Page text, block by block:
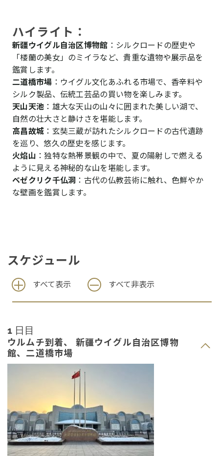
ハイライト：
新疆ウイグル自治区博物館 ：シルクロードの歴史や
「楼蘭の美女」のミイラなど、貴重な遺物や展示品を
鑑賞します。
二道橋市場 ：ウイグル文化あふれる市場で、香辛料や
シルク製品、伝統工芸品の買い物を楽しみます。
天山天池 ：雄大な天山の山々に囲まれた美しい湖で、
自然の壮大さと静けさを堪能します。
高昌故城 ：玄奘三蔵が訪れたシルクロードの古代遺跡
を巡り、悠久の歴史を感じます。
火焰山 ：独特な熱帯景観の中で、夏の陽射しで燃える
ように見える神秘的な山を堪能します。
ベゼクリク千仏洞 ：古代の仏教芸術に触れ、色鮮やか
な壁画を鑑賞します。
スケジュール
すべて表示 すべて非表示
1 日目
ウルムチ到着、 新疆ウイグル自治区博物
館、二道橋市場